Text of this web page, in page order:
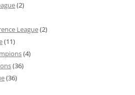
(2)
League(2)
(11)
(4)
(36)
(36)